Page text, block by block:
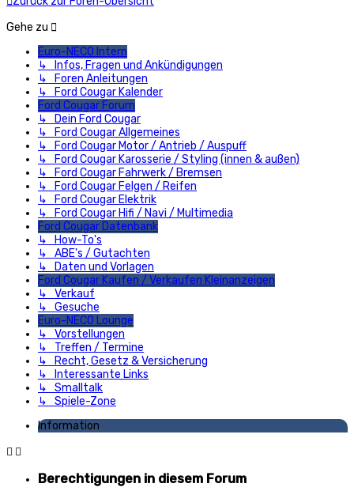
Gehe zu
Euro-NECO Intern
↳ Infos, Fragen und Ankündigungen
↳ Foren Anleitungen
↳ Ford Cougar Kalender
Ford Cougar Forum
↳ Dein Ford Cougar
↳ Ford Cougar Allgemeines
↳ Ford Cougar Motor / Antrieb / Auspuff
↳ Ford Cougar Karosserie / Styling (innen & außen)
↳ Ford Cougar Fahrwerk / Bremsen
↳ Ford Cougar Felgen / Reifen
↳ Ford Cougar Elektrik
↳ Ford Cougar Hifi / Navi / Multimedia
Ford Cougar Datenbank
↳ How-To's
↳ ABE's / Gutachten
↳ Daten und Vorlagen
Ford Cougar Kaufen / Verkaufen Kleinanzeigen
↳ Verkauf
↳ Gesuche
Euro-NECO Lounge
↳ Vorstellungen
↳ Treffen / Termine
↳ Recht, Gesetz & Versicherung
↳ Interessante Links
↳ Smalltalk
↳ Spiele-Zone
Information
Berechtigungen in diesem Forum